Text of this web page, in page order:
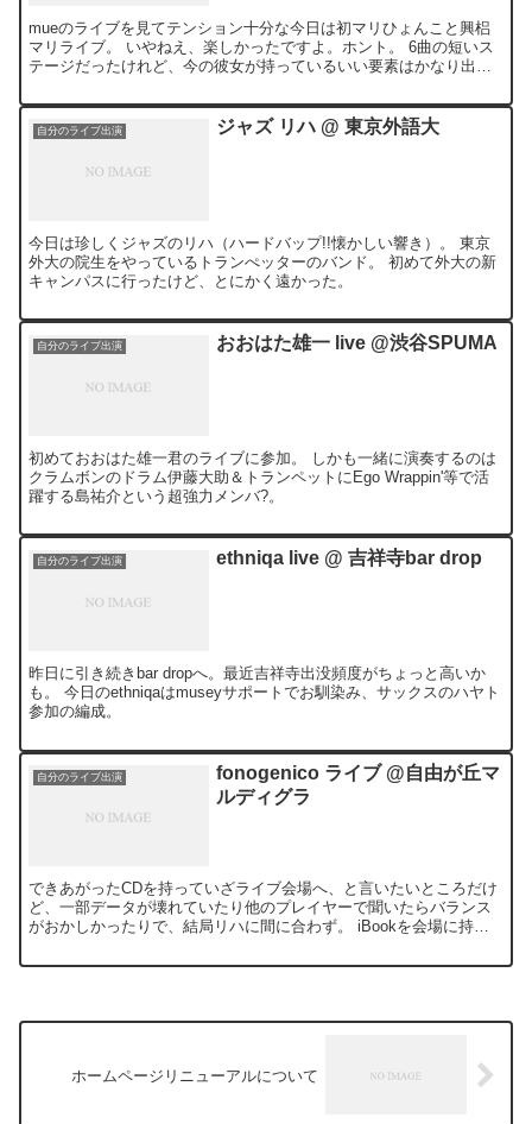
mueのライブを見てテンション十分な今日は初マリひょんこと興梠
マリライブ。 いやねえ、楽しかったですよ。ホント。 6曲の短いス
テージだったけれど、今の彼女が持っているいい要素はかなり出せ
自分のライブ出演 ジャズ リハ @ 東京外語大
今日は珍しくジャズのリハ（ハードバップ!!懐かしい響き）。 東京
外大の院生をやっているトランぺッターのバンド。 初めて外大の新
キャンパスに行ったけど、とにかく遠かった。
自分のライブ出演 おおはた雄一 live @渋谷SPUMA
初めておおはた雄一君のライブに参加。 しかも一緒に演奏するのは
クラムボンのドラム伊藤大助＆トランペットにEgo Wrappin'等で活
躍する島祐介という超強力メンバ?。
自分のライブ出演 ethniqa live @ 吉祥寺bar drop
昨日に引き続きbar dropへ。最近吉祥寺出没頻度がちょっと高いか
も。 今日のethniqaはmuseyサポートでお馴染み、サックスのハヤト
参加の編成。
自分のライブ出演
fonogenico ライブ @自由が丘マ
ルディグラ
できあがったCDを持っていざライブ会場へ、と言いたいところだけ
ど、一部データが壊れていたり他のプレイヤーで聞いたらバランス
がおかしかったりで、結局リハに間に合わず。 iBookを会場に持ち
ホームページリニューアルについて